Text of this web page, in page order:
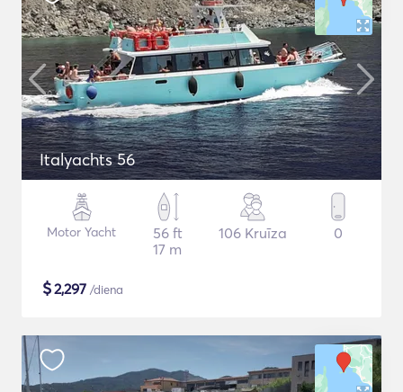
Italyachts 56
Motor Yacht
56 ft
17 m
106 Kruīza 0
$2,297 /diena